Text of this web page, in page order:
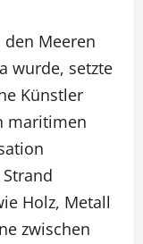
Meeren
wurde, setzte
Künstler
maritimen
Holz, Metall
zwischen